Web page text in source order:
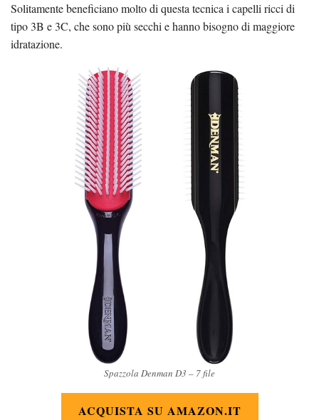
Solitamente beneficiano molto di questa tecnica i capelli ricci di
tipo 3B e 3C, che sono più secchi e hanno bisogno di maggiore
idratazione.
Spazzola Denman D3 – 7 file
ACQUISTA SU AMAZON.IT